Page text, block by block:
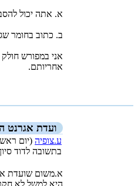
א. אתה יכול
ב. כתוב בחומר
אני במפורש
אחריותם.
ועדת אגרנט
ע.צופיה (יום ראשון, 06/01/2013
בתשובה לדוד סיון
א.משום שועדת
היא למשל לא